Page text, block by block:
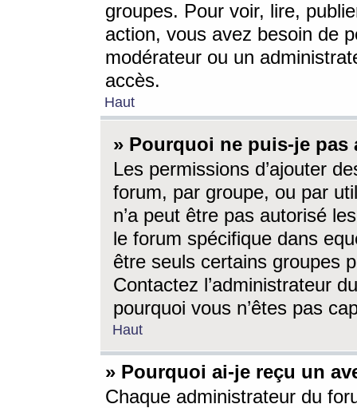
groupes. Pour voir, lire,
action, vous avez besoin de
modérateur ou un
accès.
Haut
» Pourquoi ne puis-je
Les permissions d’ajouter
forum, par groupe, ou par
n’a peut être pas autorisé
le forum spécifique dans
être seuls certains groupes
Contactez l’administrateur
pourquoi vous n’êtes pas
Haut
» Pourquoi ai-je reçu un
Chaque administrateur du